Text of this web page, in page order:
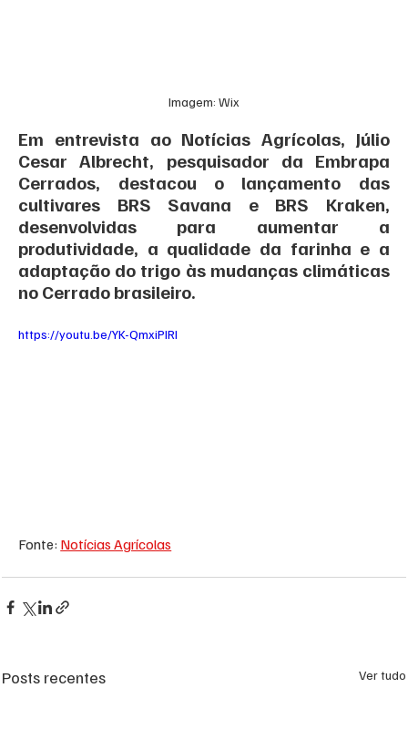
Imagem: Wix
Em entrevista ao Notícias Agrícolas, Júlio
Cesar Albrecht, pesquisador da Embrapa
Cerrados, destacou o lançamento das
cultivares BRS Savana e BRS Kraken,
desenvolvidas para aumentar a
produtividade, a qualidade da farinha e a
adaptação do trigo às mudanças climáticas
no Cerrado brasileiro.
https://youtu.be/YK-QmxiPIRI
Fonte: Notícias Agrícolas
Posts recentes Ver tudo